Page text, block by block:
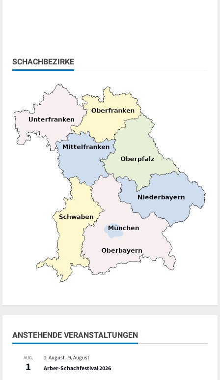
SCHACHBEZIRKE
ANSTEHENDE VERANSTALTUNGEN
AUG.
1
1. August-9. August
Arber-Schachfestival 2026